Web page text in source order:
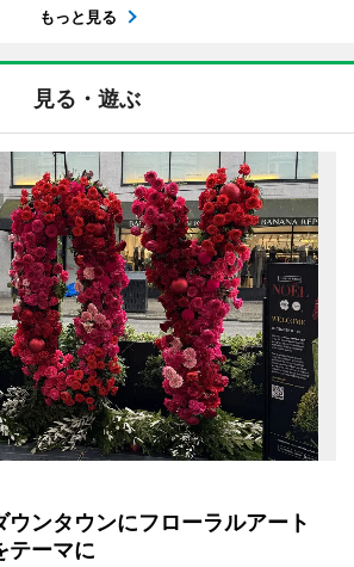
もっと見る
見る・遊ぶ
ウンタウンにフローラルアート
テーマに